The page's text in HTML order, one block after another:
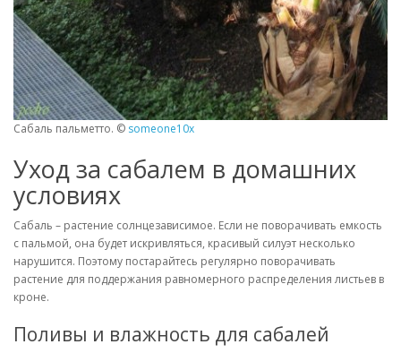
Сабаль пальметто. © someone10x
Уход за сабалем в домашних
условиях
Сабаль – растение солнцезависимое. Если не поворачивать емкость
с пальмой, она будет искривляться, красивый силуэт несколько
нарушится. Поэтому постарайтесь регулярно поворачивать
растение для поддержания равномерного распределения листьев в
кроне.
Поливы и влажность для сабалей